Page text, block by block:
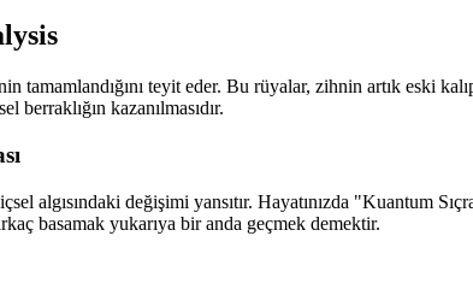
teyit eder. Bu rüyalar, zihnin artık eski
kazanılmasıdır.
algısındaki değişimi yansıtır. Hayatınızda "Kuantum
basamak yukarıya bir anda geçmek demektir.